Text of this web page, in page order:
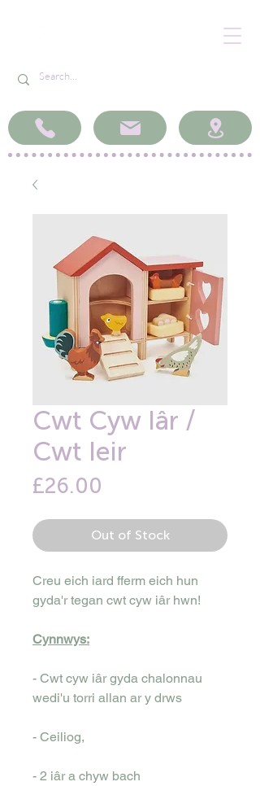
Cwt Cyw Iâr /
Cwt Ieir
£26.00
Out of Stock
Creu eich iard fferm eich hun
gyda'r tegan cwt cyw iâr hwn!
Cynnwys:
- Cwt cyw iâr gyda chalonnau
wedi'u torri allan ar y drws
- Ceiliog,
- 2 iâr a chyw bach